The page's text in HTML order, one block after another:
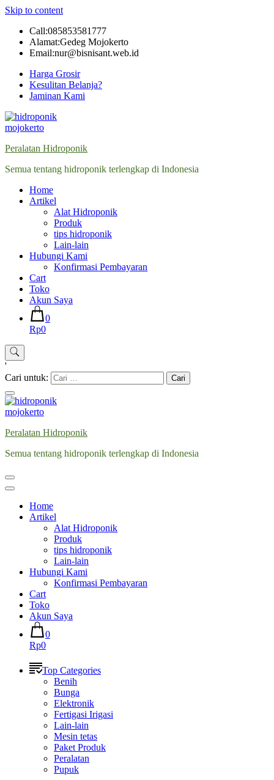
Skip to content
Call:085853581777
Alamat:Gedeg Mojokerto
Email:nur@bisnisant.web.id
Harga Grosir
Kesulitan Belanja?
Jaminan Kami
Peralatan Hidroponik
Semua tentang hidroponik terlengkap di Indonesia
Home
Artikel
Alat Hidroponik
Produk
tips hidroponik
Lain-lain
Hubungi Kami
Konfirmasi Pembayaran
Cart
Toko
Akun Saya
0
Rp0
'
Cari untuk:
Peralatan Hidroponik
Semua tentang hidroponik terlengkap di Indonesia
Home
Artikel
Alat Hidroponik
Produk
tips hidroponik
Lain-lain
Hubungi Kami
Konfirmasi Pembayaran
Cart
Toko
Akun Saya
0
Rp0
Top Categories
Benih
Bunga
Elektronik
Fertigasi Irigasi
Lain-lain
Mesin tetas
Paket Produk
Peralatan
Pupuk